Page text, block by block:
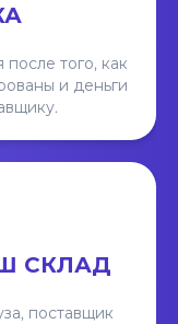
после того, как
и деньги
СКЛАД
поставщик